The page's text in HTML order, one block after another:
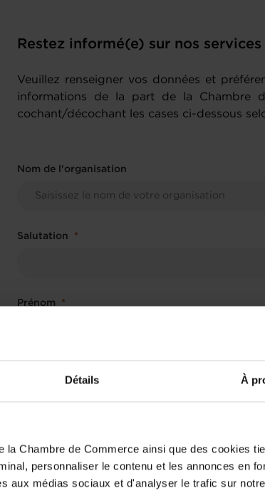
Détails À
la Chambre de Commerce ainsi que des cookies
personnaliser le contenu et les annonces en
aux médias sociaux et d'analyser le trafic sur
Restez informé(e) sur nos
Veuillez renseigner vos données et
informations de la part de la Chambre
cochant/décochant les cases ci-dessous
Nom de l'organisation
Salutation
Prénom